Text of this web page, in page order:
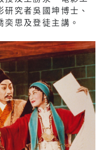
究者吳國坤博士、
思及登徒主講。